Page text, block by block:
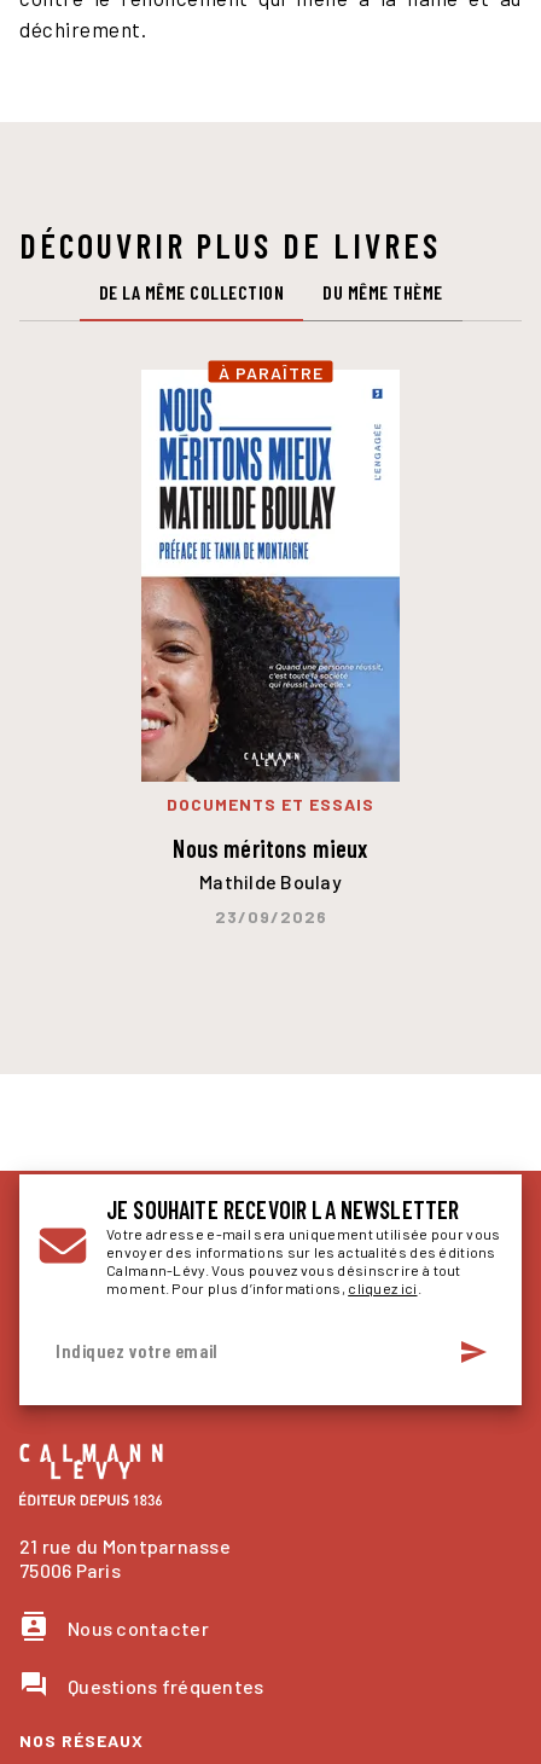
déchirement.
DÉCOUVRIR PLUS DE LIVRES
DE LA MÊME COLLECTION DU MÊME THÈME
À PARAÎTRE
DOCUMENTS ET ESSAIS
Nous méritons mieux
Mathilde Boulay
23/09/2026
JE SOUHAITE RECEVOIR LA NEWSLETTER
Votre adresse e-mail sera uniquement utilisée pour vous
envoyer des informations sur les actualités des éditions
Calmann-Lévy. Vous pouvez vous désinscrire à tout
moment. Pour plus d’informations, cliquez ici
Indiquez votre email send
21 rue du Montparnasse
75006 Paris
contacts Nous contacter
question_answer Questions fréquentes
NOS RÉSEAUX